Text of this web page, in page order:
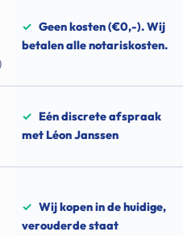
✓ Geen kosten (€0,-). Wij
betalen alle notariskosten.
✓ Eén discrete afspraak
met Léon Janssen
✓ Wij kopen in de huidige,
verouderde staat